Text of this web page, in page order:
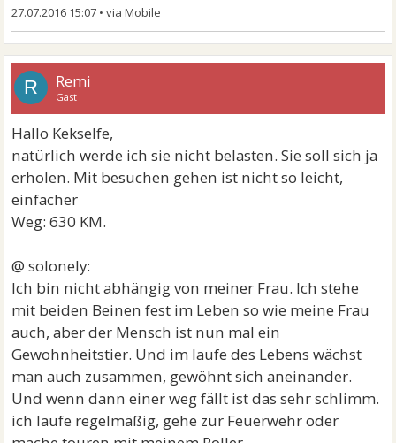
27.07.2016 15:07 •
R Remi
Gast
Hallo Kekselfe,
natürlich werde ich sie nicht belasten. Sie soll sich ja
erholen. Mit besuchen gehen ist nicht so leicht,
einfacher
Weg: 630 KM.
@ solonely:
Ich bin nicht abhängig von meiner Frau. Ich stehe
mit beiden Beinen fest im Leben so wie meine Frau
auch, aber der Mensch ist nun mal ein
Gewohnheitstier. Und im laufe des Lebens wächst
man auch zusammen, gewöhnt sich aneinander.
Und wenn dann einer weg fällt ist das sehr schlimm.
ich laufe regelmäßig, gehe zur Feuerwehr oder